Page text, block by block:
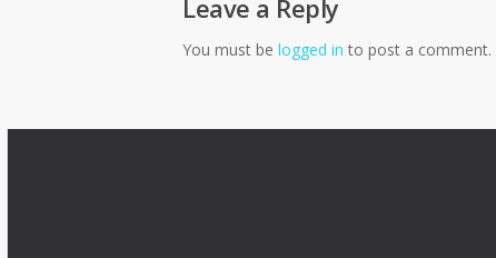
Leave a Reply
You must be logged in to post a comment.